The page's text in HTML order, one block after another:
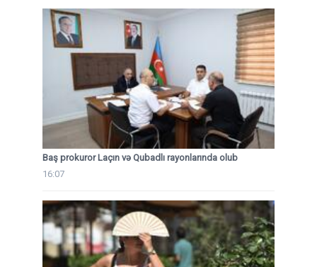
Baş prokuror Laçın və Qubadlı rayonlarında olub
16:07